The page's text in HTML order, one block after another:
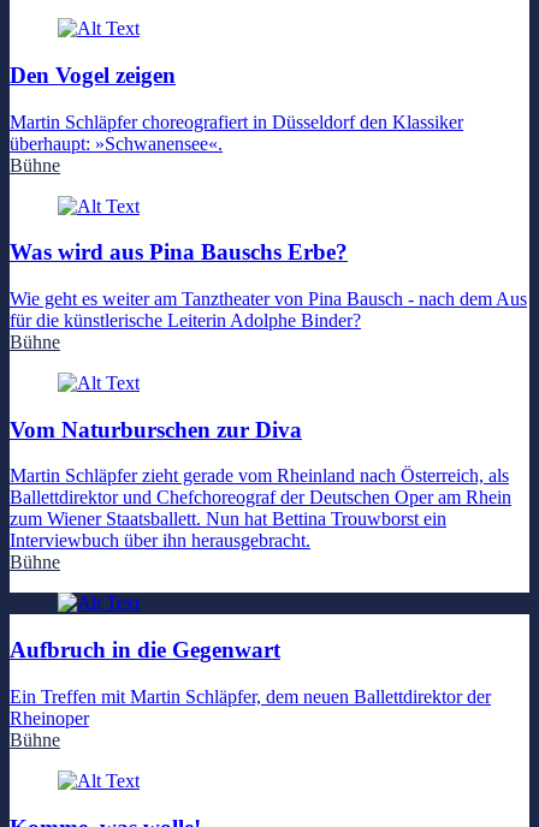
Den Vogel zeigen
Martin Schläpfer choreografiert in Düsseldorf den Klassiker
überhaupt: »Schwanensee«.
Bühne
Was wird aus Pina Bauschs Erbe?
Wie geht es weiter am Tanztheater von Pina Bausch - nach dem Aus
für die künstlerische Leiterin Adolphe Binder?
Bühne
Vom Naturburschen zur Diva
Martin Schläpfer zieht gerade vom Rheinland nach Österreich, als
Ballettdirektor und Chefchoreograf der Deutschen Oper am Rhein
zum Wiener Staatsballett. Nun hat Bettina Trouwborst ein
Interviewbuch über ihn herausgebracht.
Bühne
Aufbruch in die Gegenwart
Ein Treffen mit Martin Schläpfer, dem neuen Ballettdirektor der
Rheinoper
Bühne